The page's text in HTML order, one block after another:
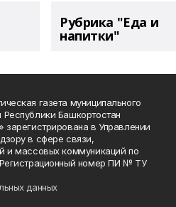
Рубрика "Еда и
напитки"
газета муниципального
Башкортостан
зарегистрирована в Управлении
в сфере связи,
и массовых коммуникаций по
номер ПИ № ТУ
данных